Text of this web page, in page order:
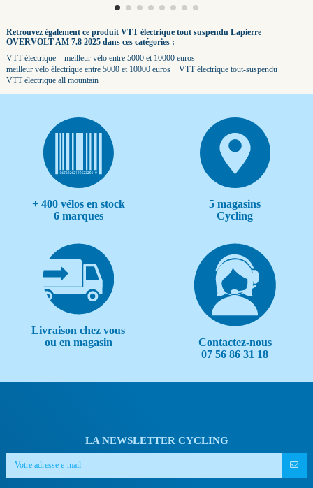
Retrouvez également ce produit VTT électrique tout suspendu Lapierre
OVERVOLT AM 7.8 2025 dans ces catégories :
VTT électrique
meilleur vélo entre 5000 et 10000 euros
meilleur vélo électrique entre 5000 et 10000 euros
VTT électrique tout-suspendu
VTT électrique all mountain
+ 400 vélos en stock
6 marques
5 magasins
Cycling
Livraison chez vous
ou en magasin
Contactez-nous
07 56 86 31 18
LA NEWSLETTER CYCLING